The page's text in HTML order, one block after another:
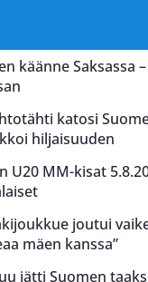
käänne Saksassa
katosi
hiljaisuuden
U20 MM-kisat
joutui
mäen kanssa”
jätti Suomen